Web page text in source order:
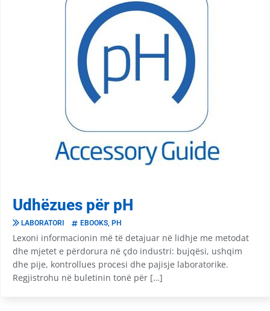
Udhëzues për pH
LABORATORI EBOOKS PH
Lexoni informacionin më të detajuar në lidhje me metodat
dhe mjetet e përdorura në çdo industri: bujqësi, ushqim
dhe pije, kontrollues procesi dhe pajisje laboratorike.
Regjistrohu në buletinin tonë për […]